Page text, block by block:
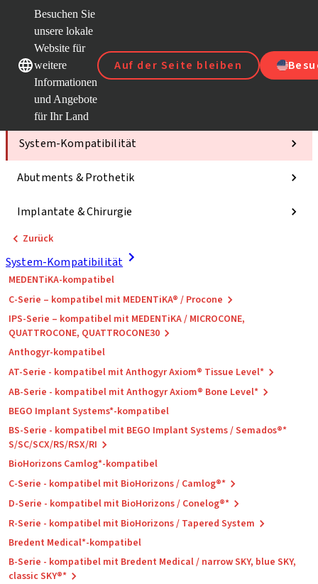
Besuchen Sie
unsere lokale
Website für
weitere
Informationen
und Angebote
für Ihr Land
Auf der Seite bleiben
Unsere MarkenUnsere Marken
Kategorien
System-Kompatibilität
Abutments & Prothetik
Implantate & Chirurgie
Zurück
System-Kompatibilität
MEDENTiKA-kompatibel
C-Serie – kompatibel mit MEDENTiKA® / Procone
IPS-Serie – kompatibel mit MEDENTiKA / MICROCONE,
QUATTROCONE, QUATTROCONE30
Anthogyr-kompatibel
AT-Serie - kompatibel mit Anthogyr Axiom® Tissue Level*
AB-Serie - kompatibel mit Anthogyr Axiom® Bone Level*
BEGO Implant Systems*-kompatibel
BS-Serie - kompatibel mit BEGO Implant Systems / Semados®*
S/SC/SCX/RS/RSX/RI
BioHorizons Camlog*-kompatibel
C-Serie - kompatibel mit BioHorizons / Camlog®*
D-Serie - kompatibel mit BioHorizons / Conelog®*
R-Serie - kompatibel mit BioHorizons / Tapered System
Bredent Medical*-kompatibel
B-Serie - kompatibel mit Bredent Medical / narrow SKY, blue SKY,
classic SKY®*